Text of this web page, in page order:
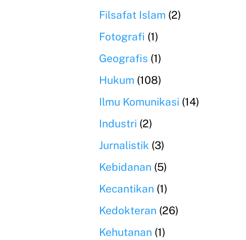
Filsafat Islam (2)
Fotografi (1)
Geografis (1)
Hukum (108)
Ilmu Komunikasi (14)
Industri (2)
Jurnalistik (3)
Kebidanan (5)
Kecantikan (1)
Kedokteran (26)
Kehutanan (1)